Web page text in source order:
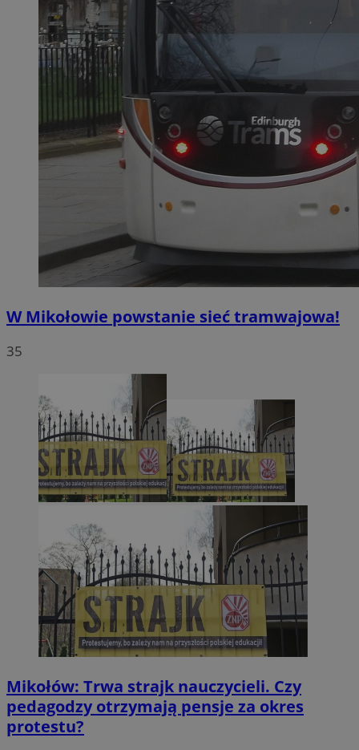
W Mikołowie powstanie sieć tramwajowa!
35
Mikołów: Trwa strajk nauczycieli. Czy
pedagodzy otrzymają pensje za okres
protestu?